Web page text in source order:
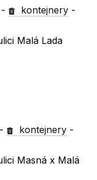
- kontejnery -
Malá Lada
- kontejnery -
Masná x Malá